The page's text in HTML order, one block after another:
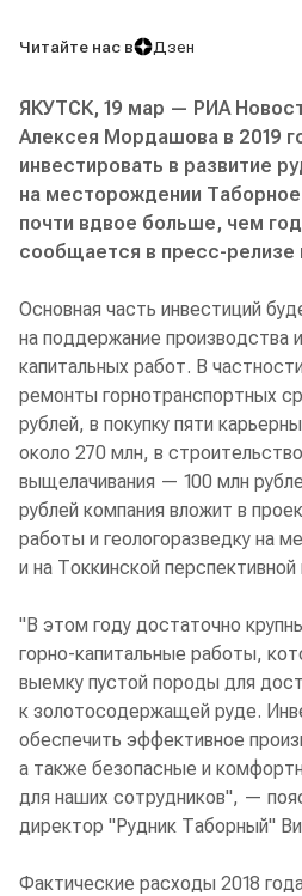
Читайте нас в Дзен
ЯКУТСК, 19 мар — РИА
Алексея Мордашова в 2019
инвестировать в развитие
на месторождении
почти вдвое больше, чем
сообщается в пресс-релизе
Основная часть инвестиций
на поддержание производства
капитальных работ. В
ремонты горнотранспортных
рублей, в покупку пяти
около 270 млн, в
выщелачивания — 100 млн
рублей компания вложит в
работы и геологоразведку на
и на Токкинской
"В этом году достаточно
горно-капитальные работы,
выемку пустой породы для
к золотосодержащей руде.
обеспечить эффективное
а также безопасные и
для наших сотрудников", —
директор "Рудник Таборный"
Фактические расходы 2018